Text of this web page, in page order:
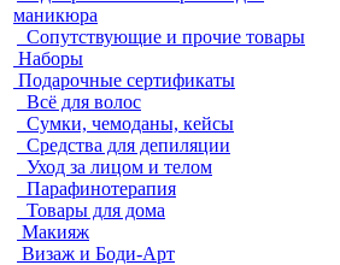
маникюра
Сопутствующие и прочие товары
Наборы
Подарочные сертификаты
Всё для волос
Сумки, чемоданы, кейсы
Средства для депиляции
Уход за лицом и телом
Парафинотерапия
Товары для дома
Макияж
Визаж и Боди-Арт